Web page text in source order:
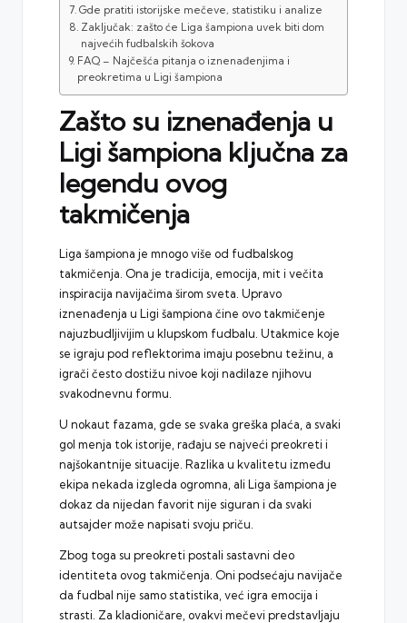
Gde pratiti istorijske mečeve, statistiku i analize
Zaključak: zašto će Liga šampiona uvek biti dom
najvećih fudbalskih šokova
FAQ – Najčešća pitanja o iznenađenjima i
preokretima u Ligi šampiona
Zašto su iznenađenja u
Ligi šampiona ključna za
legendu ovog
takmičenja
Liga šampiona je mnogo više od fudbalskog
takmičenja. Ona je tradicija, emocija, mit i večita
inspiracija navijačima širom sveta. Upravo
iznenađenja u Ligi šampiona čine ovo takmičenje
najuzbudljivijim u klupskom fudbalu. Utakmice koje
se igraju pod reflektorima imaju posebnu težinu, a
igrači često dostižu nivoe koji nadilaze njihovu
svakodnevnu formu.
U nokaut fazama, gde se svaka greška plaća, a svaki
gol menja tok istorije, rađaju se najveći preokreti i
najšokantnije situacije. Razlika u kvalitetu između
ekipa nekada izgleda ogromna, ali Liga šampiona je
dokaz da nijedan favorit nije siguran i da svaki
autsajder može napisati svoju priču.
Zbog toga su preokreti postali sastavni deo
identiteta ovog takmičenja. Oni podsećaju navijače
da fudbal nije samo statistika, već igra emocija i
strasti. Za kladioničare, ovakvi mečevi predstavljaju